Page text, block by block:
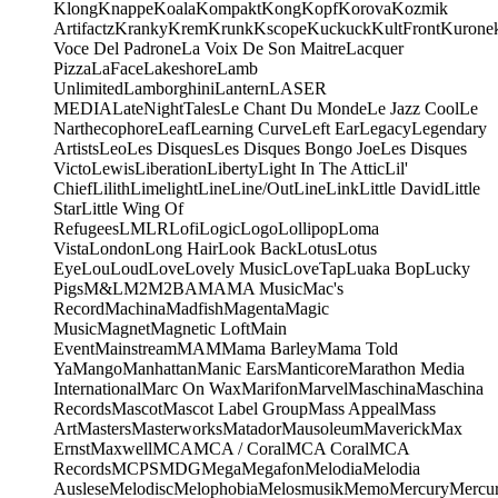
KlongKnappeKoalaKompaktKongKopfKorovaKozmik
ArtifactzKrankyKremKrunkKscopeKuckuckKultFront
Voce Del PadroneLa Voix De Son MaitreLacquer
PizzaLaFaceLakeshoreLamb
UnlimitedLamborghiniLanternLASER
MEDIALateNightTalesLe Chant Du MondeLe Jazz CoolLe
NarthecophoreLeafLearning CurveLeft EarLegacyLegendary
ArtistsLeoLes DisquesLes Disques Bongo JoeLes Disques
VictoLewisLiberationLibertyLight In The AtticLil'
ChiefLilithLimelightLineLine/OutLineLinkLittle DavidLittle
StarLittle Wing Of
RefugeesLMLRLofiLogicLogoLollipopLoma
VistaLondonLong HairLook BackLotusLotus
EyeLouLoudLoveLovely MusicLoveTapLuaka BopLucky
PigsM&LM2M2BAMAMA MusicMac's
RecordMachinaMadfishMagentaMagic
MusicMagnetMagnetic LoftMain
EventMainstreamMAMMama BarleyMama Told
YaMangoManhattanManic EarsManticoreMarathon Media
InternationalMarc On WaxMarifonMarvelMaschinaMaschina
RecordsMascotMascot Label GroupMass AppealMass
ArtMastersMasterworksMatadorMausoleumMaverickMax
ErnstMaxwellMCAMCA / CoralMCA CoralMCA
RecordsMCPSMDGMegaMegafonMelodiaMelodia
AusleseMelodiscMelophobiaMelosmusikMemoMercury